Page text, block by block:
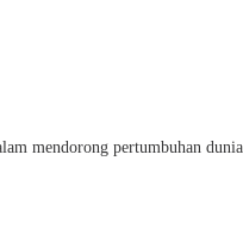
mendorong pertumbuhan